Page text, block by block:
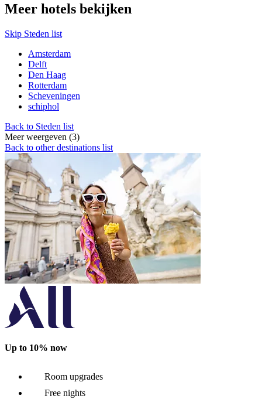
Meer hotels bekijken
Skip Steden list
Amsterdam
Delft
Den Haag
Rotterdam
Scheveningen
schiphol
Back to Steden list
Meer weergeven (3)
Back to other destinations list
Up to 10% now
Room upgrades
Free nights